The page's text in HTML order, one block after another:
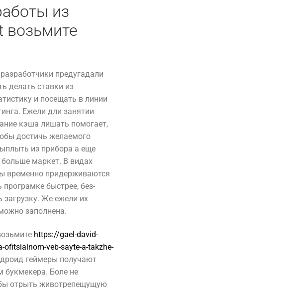
из
возьмите
предугадали
делать ставки из
и посещать в линии
Ежели дли занятии
кэша лишать помогает,
достичь желаемого
из прибора а еще
больше маркет. В видах
временно придерживаются
програмке быстрее, без-
загрузку. Же ежели их
заполнена.
https://gael-david-
veb-sayte-a-takzhe-
геймеры получают
букмекера. Боле не
отрыть животрепещущую